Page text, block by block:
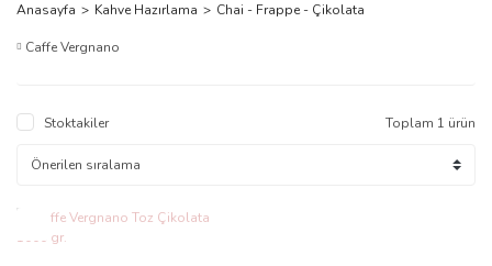
Anasayfa Kahve Hazırlama Chai - Frappe - Çikolata
Caffe Vergnano
Stoktakiler Toplam 1 ürün